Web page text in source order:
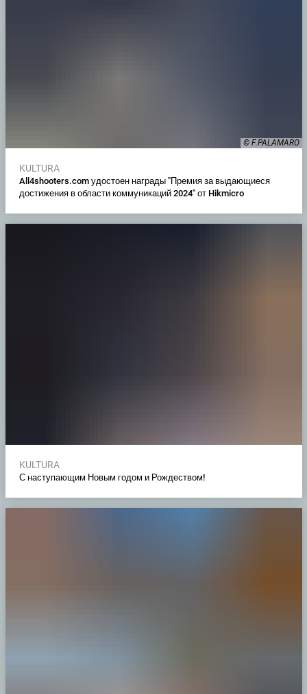
© F.PALAMARO
KULTURA
All4shooters.com удостоен награды "Премия за выдающиеся
достижения в области коммуникаций 2024" от Hikmicro
KULTURA
С наступающим Новым годом и Рождеством!